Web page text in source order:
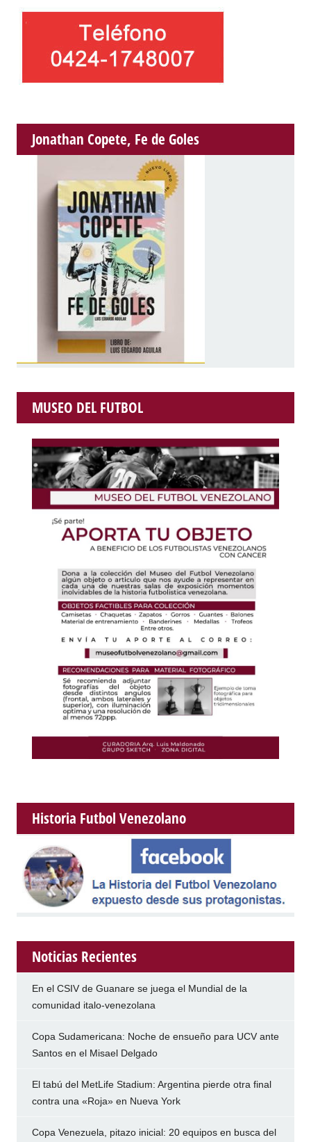
Jonathan Copete, Fe de Goles
MUSEO DEL FUTBOL
Historia Futbol Venezolano
Noticias Recientes
En el CSIV de Guanare se juega el Mundial de la
comunidad italo-venezolana
Copa Sudamericana: Noche de ensueño para UCV ante
Santos en el Misael Delgado
El tabú del MetLife Stadium: Argentina pierde otra final
contra una «Roja» en Nueva York
Copa Venezuela, pitazo inicial: 20 equipos en busca del